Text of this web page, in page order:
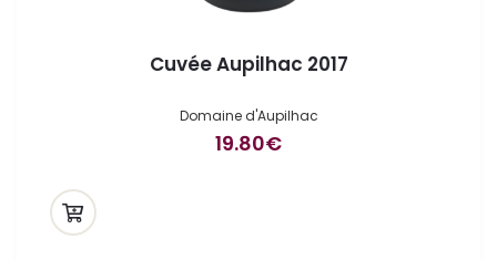
Cuvée Aupilhac 2017
Domaine d'Aupilhac
19.80€